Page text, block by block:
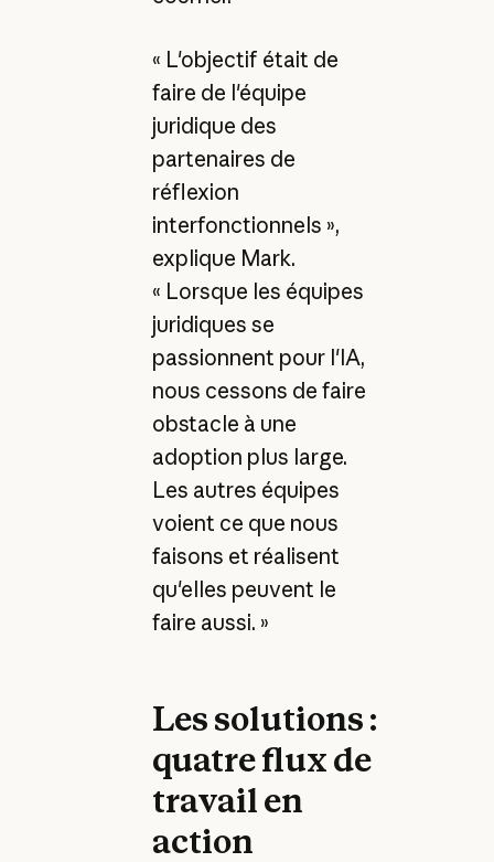
« L'objectif était de
faire de l'équipe
juridique des
partenaires de
réflexion
interfonctionnels »,
explique Mark.
« Lorsque les équipes
juridiques se
passionnent pour l'IA,
nous cessons de faire
obstacle à une
adoption plus large.
Les autres équipes
voient ce que nous
faisons et réalisent
qu'elles peuvent le
faire aussi. »
Les solutions :
quatre flux de
travail en
action